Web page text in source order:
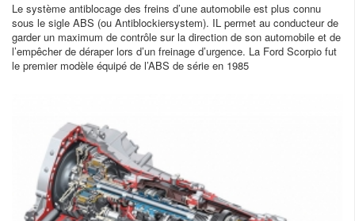
Le système antiblocage des freins d’une automobile est plus connu
sous le sigle ABS (ou Antiblockiersystem). IL permet au conducteur de
garder un maximum de contrôle sur la direction de son automobile et de
l’empêcher de déraper lors d’un freinage d’urgence. La Ford Scorpio fut
le premier modèle équipé de l’ABS de série en 1985